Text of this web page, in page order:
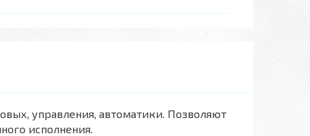
управления, автоматики. Позволяют
исполнения.